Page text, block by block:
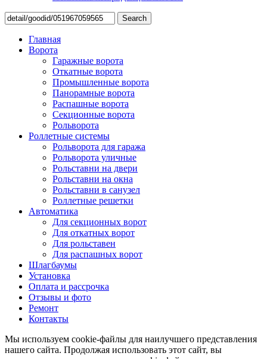
Search
Главная
Ворота
Гаражные ворота
Откатные ворота
Промышленные ворота
Панорамные ворота
Распашные ворота
Секционные ворота
Рольворота
Роллетные системы
Рольворота для гаража
Рольворота уличные
Рольставни на двери
Рольставни на окна
Рольставни в санузел
Роллетные решетки
Автоматика
Для секционных ворот
Для откатных ворот
Для рольставен
Для распашных ворот
Шлагбаумы
Установка
Оплата и рассрочка
Отзывы и фото
Ремонт
Контакты
Мы используем cookie-файлы для наилучшего представления
нашего сайта. Продолжая использовать этот сайт, вы